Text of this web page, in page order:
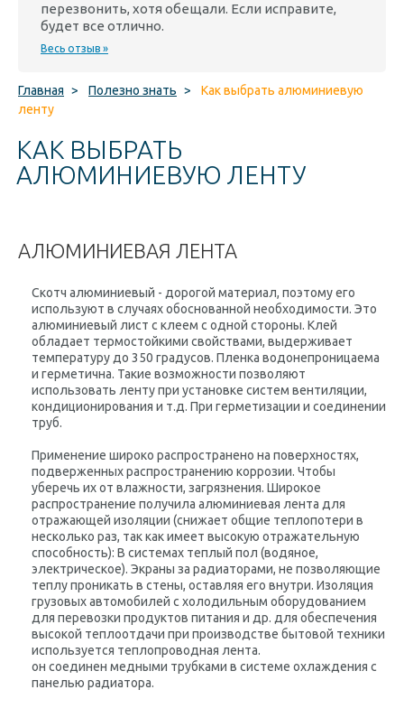
перезвонить, хотя обещали. Если исправите,
будет все отлично.
Весь отзыв »
Главная > Полезно знать >
Как выбрать алюминиевую
ленту
КАК ВЫБРАТЬ
АЛЮМИНИЕВУЮ ЛЕНТУ
АЛЮМИНИЕВАЯ ЛЕНТА
Скотч алюминиевый - дорогой материал, поэтому его
используют в случаях обоснованной необходимости. Это
алюминиевый лист с клеем с одной стороны. Клей
обладает термостойкими свойствами, выдерживает
температуру до 350 градусов. Пленка водонепроницаема
и герметична. Такие возможности позволяют
использовать ленту при установке систем вентиляции,
кондиционирования и т.д. При герметизации и соединении
труб.
Применение широко распространено на поверхностях,
подверженных распространению коррозии. Чтобы
уберечь их от влажности, загрязнения. Широкое
распространение получила алюминиевая лента для
отражающей изоляции (снижает общие теплопотери в
несколько раз, так как имеет высокую отражательную
способность): В системах теплый пол (водяное,
электрическое). Экраны за радиаторами, не позволяющие
теплу проникать в стены, оставляя его внутри. Изоляция
грузовых автомобилей с холодильным оборудованием
для перевозки продуктов питания и др. для обеспечения
высокой теплоотдачи при производстве бытовой техники
используется теплопроводная лента.
он соединен медными трубками в системе охлаждения с
панелью радиатора.